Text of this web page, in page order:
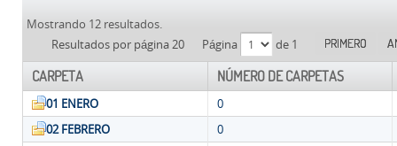
Mostrando 12 resultados.
Resultados por página 20
Página de 1 PRIMERO
CARPETA NÚMERO DE CARPETAS
01 ENERO
0
02 FEBRERO
0